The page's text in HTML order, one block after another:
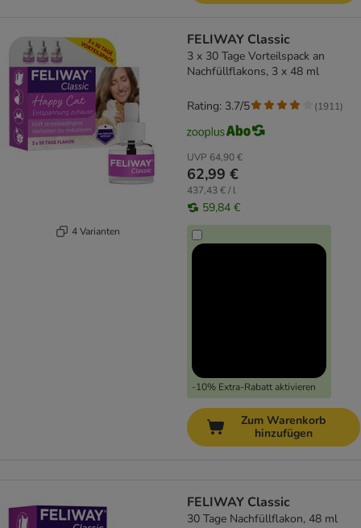
4 Varianten
FELIWAY Classic
3 x 30 Tage Vorteilspack an
Nachfüllflakons, 3 x 48 ml
UVP 64,90 €
62,99 €
437,43 € / l
59,84 €
-10% Extra-Rabatt aktivieren
Rating: 3.7/5 (1911)
Zum Warenkorb
hinzufügen
FELIWAY Classic
30 Tage Nachfüllflakon, 48 ml